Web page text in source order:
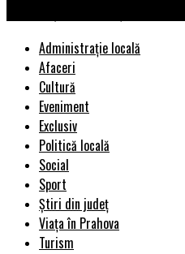
Administrație locală
Afaceri
Cultură
Eveniment
Exclusiv
Politică locală
Social
Sport
Știri din județ
Viața în Prahova
Turism